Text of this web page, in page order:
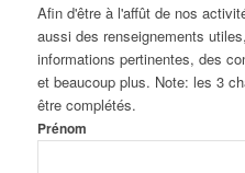
Afin d'être à l'affût de nos
aussi des renseignements
informations pertinentes, des
et beaucoup plus. Note: les 3
être complétés.
Prénom